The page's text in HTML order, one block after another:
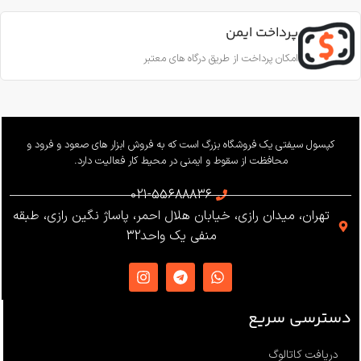
CE EN353-2; CE EN358; CE
EN12841-A
ساخت ترکیه
قطر طناب
11.5 تا 10.5 میلی‌متر
وزن 655 گرم
استاندارد
EN12841 ،EN341 ،ANSI Z359
،NFPA1983
ساخت
پرداخت ایمن
امکان پرداخت از طریق درگاه های معتبر
کپسول سیفتی یک فروشگاه بزرگ است که به فروش ابزار های صعود و فرود و
محافظت از سقوط و ایمنی در محیط کار فعالیت دارد.
021-55688836
تهران، میدان رازی، خیابان هلال احمر، پاساژ نگین رازی، طبقه
منفی یک واحد32
دسترسی سریع
دریافت کاتالوگ